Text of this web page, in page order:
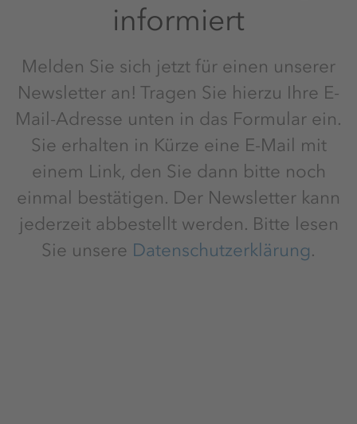
informiert
Melden Sie sich jetzt für einen unserer
Newsletter an! Tragen Sie hierzu Ihre E-
Mail-Adresse unten in das Formular ein.
Sie erhalten in Kürze eine E-Mail mit
einem Link, den Sie dann bitte noch
einmal bestätigen. Der Newsletter kann
jederzeit abbestellt werden. Bitte lesen
Sie unsere Datenschutzerklärung.